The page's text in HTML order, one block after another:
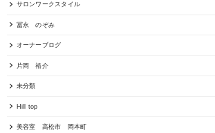
サロンワークスタイル
冨永 のぞみ
オーナーブログ
片岡 裕介
未分類
Hill top
美容室 高松市 岡本町